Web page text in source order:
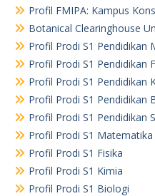
Profil FMIPA: Kampus
Botanical Clearinghouse
Profil Prodi S1 Pendidikan
Profil Prodi S1 Pendidikan
Profil Prodi S1 Pendidikan
Profil Prodi S1 Pendidikan
Profil Prodi S1 Pendidikan
Profil Prodi S1 Matematika
Profil Prodi S1 Fisika
Profil Prodi S1 Kimia
Profil Prodi S1 Biologi